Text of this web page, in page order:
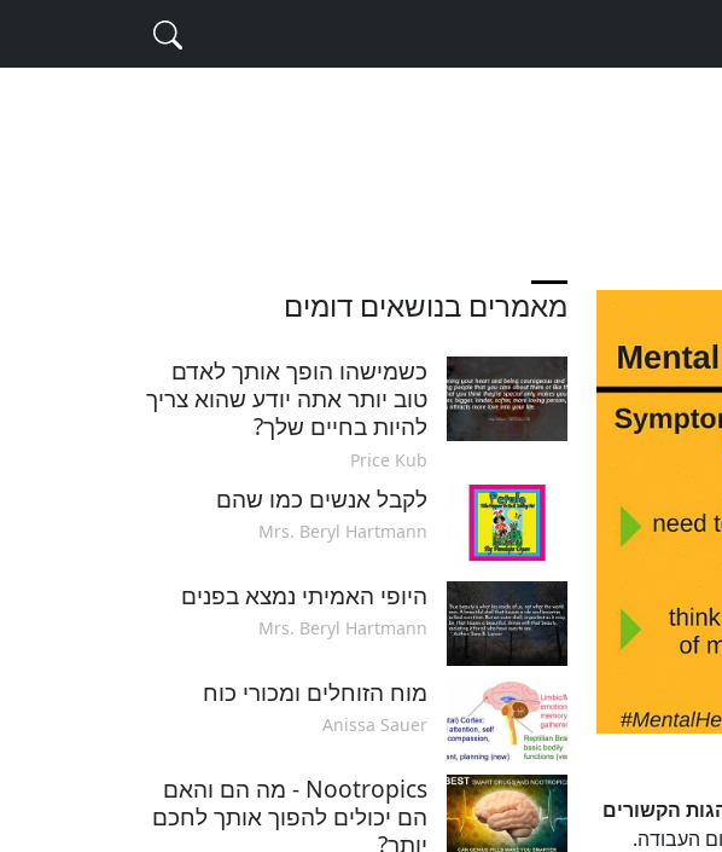
הקשורים
העבודה.
מאמרים בנושאים דומים
כשמישהו הופך אותך לאדם
טוב יותר אתה יודע שהוא צריך
להיות בחיים שלך?
Price Kub
לקבל אנשים כמו שהם
Mrs. Beryl Hartmann
היופי האמיתי נמצא בפנים
Mrs. Beryl Hartmann
מוח הזוחלים ומכורי כוח
Anissa Sauer
Nootropics - מה הם והאם
הם יכולים להפוך אותך לחכם
יותר?